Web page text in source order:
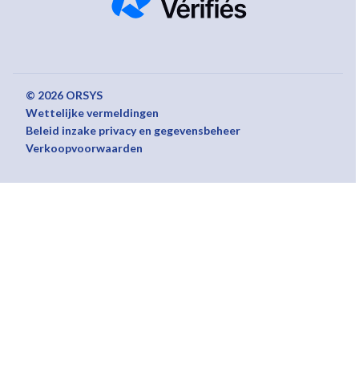
© 2026 ORSYS
Wettelijke vermeldingen
Beleid inzake privacy en gegevensbeheer
Verkoopvoorwaarden